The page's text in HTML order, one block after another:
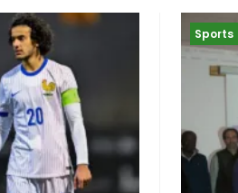
Sports